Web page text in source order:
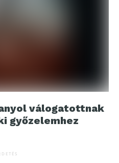
válogatottnak
győzelemhez